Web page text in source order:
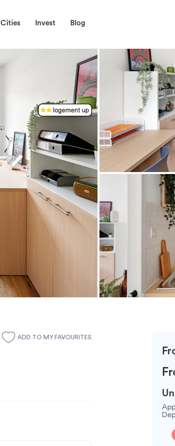
Cities Invest Blog
ADD TO MY FAVOURITES